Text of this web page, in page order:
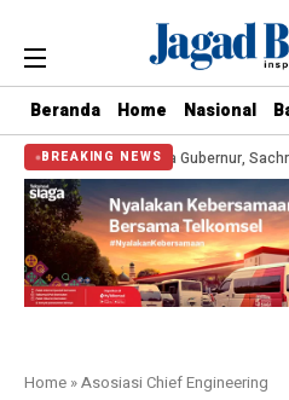
Beranda Home Nasional
BREAKING NEWS
Gratis Bersama Gubernur,
Home »Asosiasi Chief Engineering